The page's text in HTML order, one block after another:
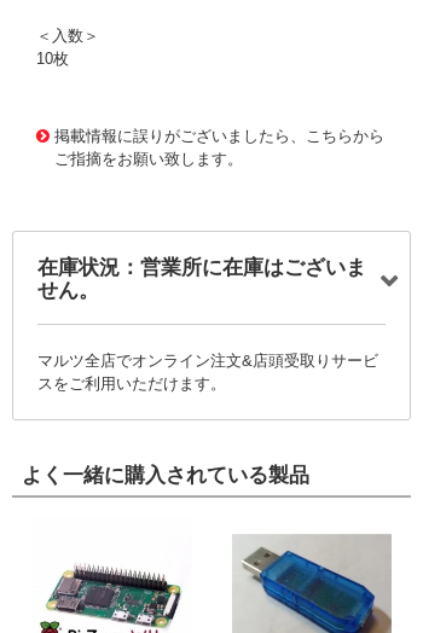
＜入数＞
10枚
掲載情報に誤りがございましたら、こちらから
ご指摘をお願い致します。
在庫状況：営業所に在庫はございま
せん。
マルツ全店でオンライン注文&店頭受取りサービ
スをご利用いただけます。
よく一緒に購入されている製品